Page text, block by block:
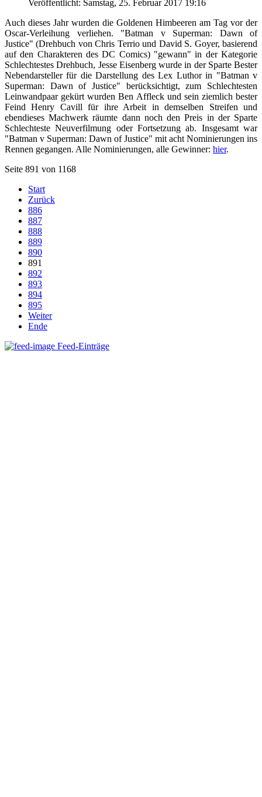
Veröffentlicht: Samstag, 25. Februar 2017 19:16
Auch dieses Jahr wurden die Goldenen Himbeeren am Tag vor der
Oscar-Verleihung verliehen. "Batman v Superman: Dawn of
Justice" (Drehbuch von Chris Terrio und David S. Goyer, basierend
auf den Charakteren des DC Comics) "gewann" in der Kategorie
Schlechtestes Drehbuch, Jesse Eisenberg wurde in der Sparte Bester
Nebendarsteller für die Darstellung des Lex Luthor in "Batman v
Superman: Dawn of Justice" berücksichtigt, zum Schlechtesten
Leinwandpaar gekürt wurden Ben Affleck und sein ziemlich bester
Feind Henry Cavill für ihre Arbeit in demselben Streifen und
ebendieses Machwerk räumte dann noch den Preis in der Sparte
Schlechteste Neuverfilmung oder Fortsetzung ab. Insgesamt war
"Batman v Superman: Dawn of Justice" mit acht Nominierungen ins
Rennen gegangen. Alle Nominierungen, alle Gewinner: hier.
Seite 891 von 1168
Start
Zurück
886
887
888
889
890
891
892
893
894
895
Weiter
Ende
Feed-Einträge